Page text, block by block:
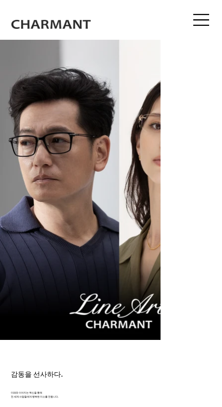
감동을 선사하다.
미래와 이어지는 혁신을 통해
전 세계 사람들에게 행복한 미소를 전합니다.